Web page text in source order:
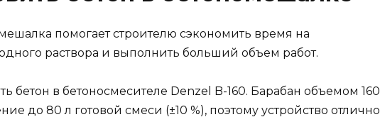
помогает строителю сэкономить время на
раствора и выполнить больший объем работ.
бетон в бетоносмесителе Denzel B-160. Барабан объемом 160
до 80 л готовой смеси (±10 %), поэтому устройство отлично